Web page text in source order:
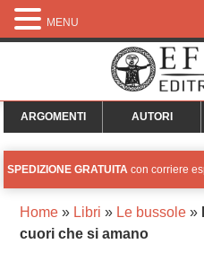
ARGOMENTI AUTORI
SPEDIZIONE GRATUITA con corriere
Home» Libri » Le bussole»
cuori che si amano
MENU